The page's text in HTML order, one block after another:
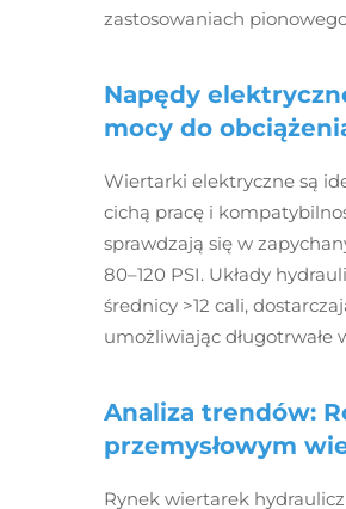
zastosowaniach
Napędy
mocy do
Wiertarki elektryczne są
cichą pracę i
sprawdzają się w
80–120 PSI. Układy
średnicy >12 cali,
umożliwiając długotrwałe
Analiza trendów:
przemysłowym
Rynek wiertarek